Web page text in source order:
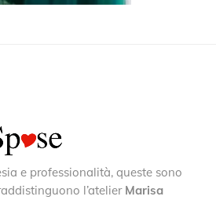
e professionalità, queste sono
l’atelier Marisa